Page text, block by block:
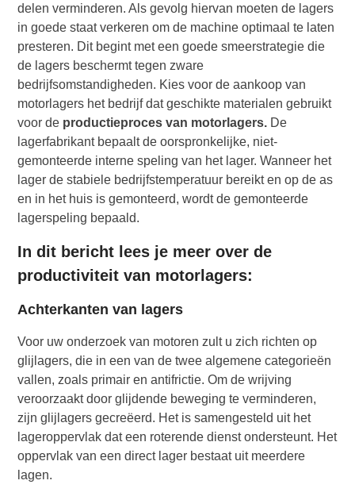
delen verminderen. Als gevolg hiervan moeten de lagers
in goede staat verkeren om de machine optimaal te laten
presteren. Dit begint met een goede smeerstrategie die
de lagers beschermt tegen zware
bedrijfsomstandigheden. Kies voor de aankoop van
motorlagers het bedrijf dat geschikte materialen gebruikt
voor de productieproces van motorlagers.De
lagerfabrikant bepaalt de oorspronkelijke, niet-
gemonteerde interne speling van het lager. Wanneer het
lager de stabiele bedrijfstemperatuur bereikt en op de as
en in het huis is gemonteerd, wordt de gemonteerde
lagerspeling bepaald.
In dit bericht lees je meer over de
productiviteit van motorlagers:
Achterkanten van lagers
Voor uw onderzoek van motoren zult u zich richten op
glijlagers, die in een van de twee algemene categorieën
vallen, zoals primair en antifrictie. Om de wrijving
veroorzaakt door glijdende beweging te verminderen,
zijn glijlagers gecreëerd. Het is samengesteld uit het
lageroppervlak dat een roterende dienst ondersteunt. Het
oppervlak van een direct lager bestaat uit meerdere
lagen.